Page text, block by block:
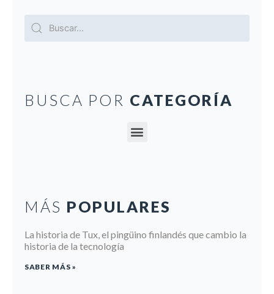
BUSCA POR CATEGORÍA
MÁS POPULARES
La historia de Tux, el pingüino finlandés que cambio la
historia de la tecnología
SABER MÁS »